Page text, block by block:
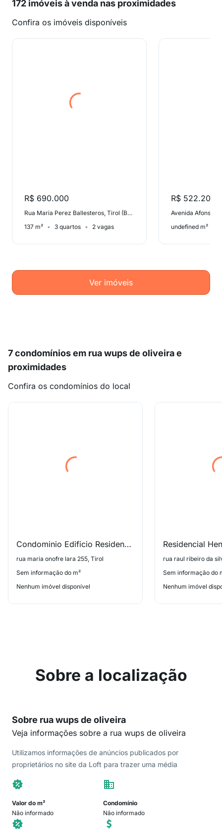
172 imóveis à venda nas proximidades
Confira os imóveis disponíveis
R$ 690.000
Rua Maria Perez Ballesteros, Tirol (Barreiro)
137 m²
3 quartos 2 vagas
R$ 522.200
undefined m²
Ver imóveis
7 condomínios em rua wups de oliveira e
proximidades
Confira os condomínios do local
Condominio Edificio Residencial Bela Vista
rua maria onofre lara 255, Tirol
Sem informação do m²
Nenhum imóvel disponível
rua raul ribeiro da
Sem informação do
Nenhum imóvel
Sobre a localização
Sobre rua wups de oliveira
Veja informações sobre a rua wups de oliveira
Utilizamos informações de anúncios publicados por
proprietários no site da Loft para trazer uma média
Valor do m²
Não informado
Condomínio
Não informado